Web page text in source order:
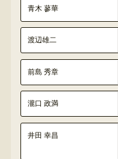
青木 蓼華
渡辺雄二
前島 秀章
瀧口 政満
井田 幸昌